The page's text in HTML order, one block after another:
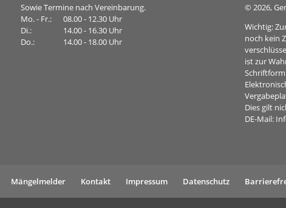
Sowie Termine nach Vereinbarung.
Mo. - Fr.:
08.00 - 12.30 Uhr
Di.:
14.00 - 16.30 Uhr
Do.:
14.00 - 18.00 Uhr
© 2026,
Wichtig:
noch kein
ist zur
Dies gilt
DE-Mail:
Mängelmelder Kontakt Impressum Datenschutz